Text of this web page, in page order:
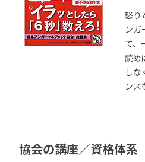
怒り
ンガ
て、
読め
しな
ンス
協会の講座／資格体系